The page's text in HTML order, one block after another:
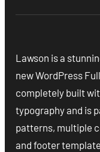
Lawson is a
new WordPress
completely built
typography and is
patterns, multiple
and footer